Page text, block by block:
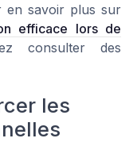
en savoir plus sur
efficace lors de
consulter des
les